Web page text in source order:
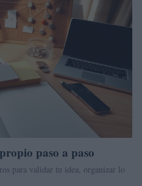
paso a paso
para validar tu idea, organizar lo